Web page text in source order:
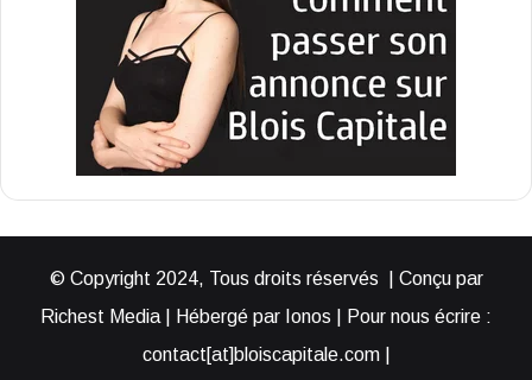
© Copyright 2024, Tous droits réservés | Conçu par
Richest Media | Hébergé par Ionos | Pour nous écrire :
contact[at]bloiscapitale.com |